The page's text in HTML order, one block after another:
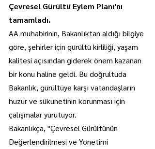
Çevresel Gürültü Eylem Planı'nı
tamamladı.
AA muhabirinin, Bakanlıktan aldığı bilgiye
göre, şehirler için gürültü kirliliği, yaşam
kalitesi açısından giderek önem kazanan
bir konu haline geldi. Bu doğrultuda
Bakanlık, gürültüye karşı vatandaşların
huzur ve sükunetinin korunması için
çalışmalar yürütüyor.
Bakanlıkça, "Çevresel Gürültünün
Değerlendirilmesi ve Yönetimi